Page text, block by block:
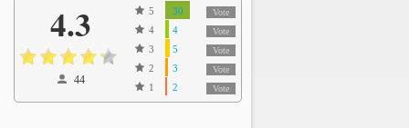
5 30 Vote
4 4 Vote
3 5 Vote
2 3 Vote
1 2 Vote
4.3
44